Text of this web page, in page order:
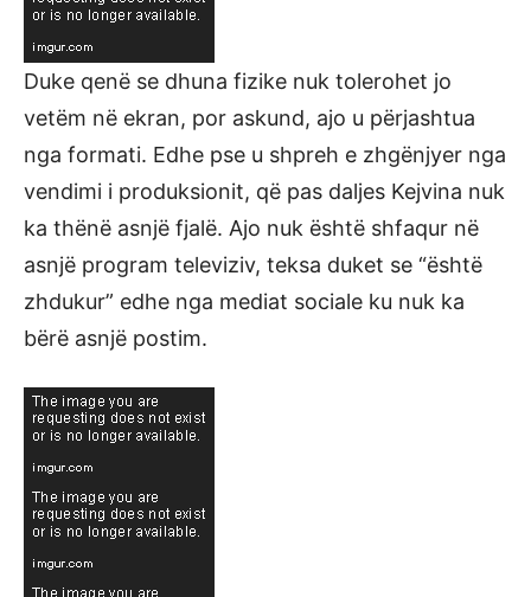
Duke qenë se dhuna fizike nuk tolerohet jo
vetëm në ekran, por askund, ajo u përjashtua
nga formati. Edhe pse u shpreh e zhgënjyer nga
vendimi i produksionit, që pas daljes Kejvina nuk
ka thënë asnjë fjalë. Ajo nuk është shfaqur në
asnjë program televiziv, teksa duket se “është
zhdukur” edhe nga mediat sociale ku nuk ka
bërë asnjë postim.